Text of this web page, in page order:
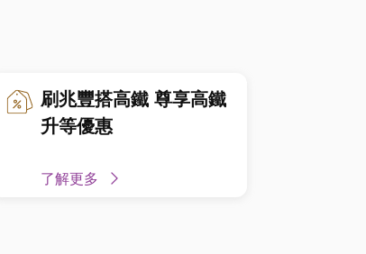
刷兆豐搭高鐵 尊享高鐵
升等優惠
了解更多